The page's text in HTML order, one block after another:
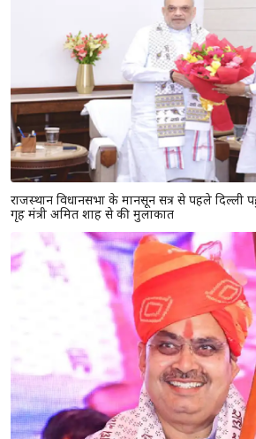
राजस्थान विधानसभा के मानसून सत्र से पहले दिल्ली
गृह मंत्री अमित शाह से की मुलाकात